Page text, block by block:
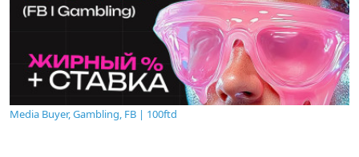
Media Buyer, Gambling, FB | 100ftd